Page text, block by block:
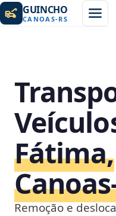
GUINCHO
CANOAS-RS
Fátima,
Remoção e